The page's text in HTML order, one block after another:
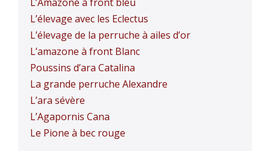
L’élevage avec les Eclectus
L’élevage de la perruche à ailes d’or
L’amazone à front Blanc
Poussins d’ara Catalina
La grande perruche Alexandre
L’ara sévère
L’Agapornis Cana
Le Pione à bec rouge